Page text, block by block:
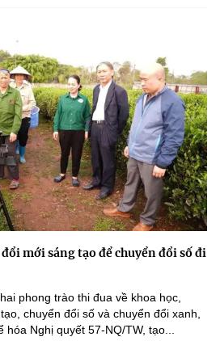
mới sáng tạo để chuyển đổi số đi
phong trào thi đua về khoa học,
chuyển đổi số và chuyển đổi xanh,
Nghị quyết 57-NQ/TW, tạo...